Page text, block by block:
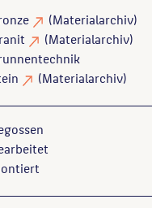
(Materialarchiv)
(Materialarchiv)
(Materialarchiv)